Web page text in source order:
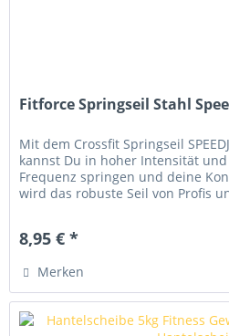
Fitforce Springseil Stahl
Mit dem Crossfit Springseil
kannst Du in hoher Intensität
Frequenz springen und deine
wird das robuste Seil von Profis
8,95 € *
Merken